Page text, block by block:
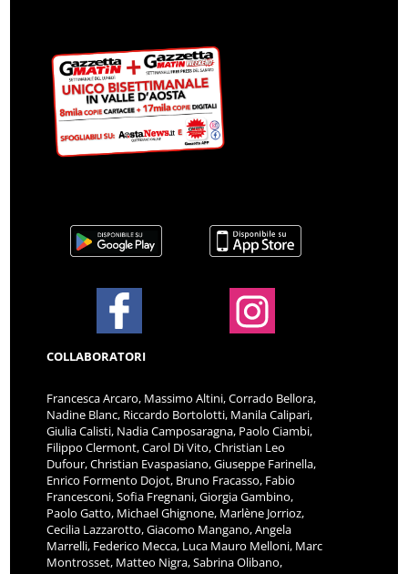
COLLABORATORI
Francesca Arcaro, Massimo Altini, Corrado Bellora,
Nadine Blanc, Riccardo Bortolotti, Manila Calipari,
Giulia Calisti, Nadia Camposaragna, Paolo Ciambi,
Filippo Clermont, Carol Di Vito, Christian Leo
Dufour, Christian Evaspasiano, Giuseppe Farinella,
Enrico Formento Dojot, Bruno Fracasso, Fabio
Francesconi, Sofia Fregnani, Giorgia Gambino,
Paolo Gatto, Michael Ghignone, Marlène Jorrioz,
Cecilia Lazzarotto, Giacomo Mangano, Angela
Marrelli, Federico Mecca, Luca Mauro Melloni, Marc
Montrosset, Matteo Nigra, Sabrina Olibano,